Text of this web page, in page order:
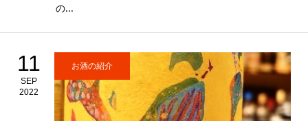
の...
11
SEP
2022
お酒の紹介